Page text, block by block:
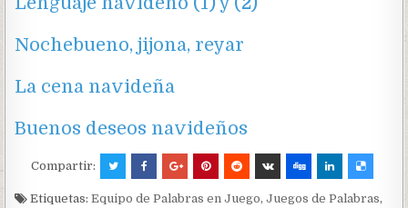
Nochebueno, jijona, reyar
La cena navideña
Buenos deseos navideños
Compartir:
Etiquetas:Equipo de Palabras en Juego,Juegos de Palabras,